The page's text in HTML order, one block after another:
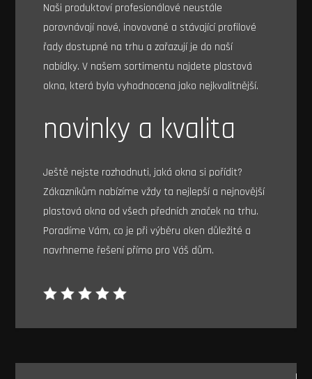
Naši produktoví profesionálové neustále
porovnávají nové, inovované a stávající profilové
řady dostupné na trhu a zařazují je do naší
nabídky. V našem sortimentu najdete plastová
okna, která byla vyhodnocena jako nejkvalitnější.
novinky a kvalita
Ještě nejste rozhodnuti, jaká okna si pořídit?
Zákazníkům nabízíme vždy ta nejlepší a nejnovější
plastová okna od všech předních značek na trhu.
Poradíme Vám, co je při výběru oken důležité a
navrhneme řešení přímo pro Váš dům.